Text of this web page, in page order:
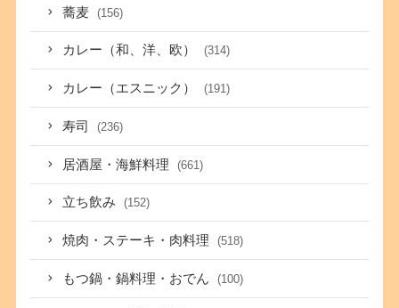
蕎麦 (156)
カレー（和、洋、欧） (314)
カレー（エスニック） (191)
寿司 (236)
居酒屋・海鮮料理 (661)
立ち飲み (152)
焼肉・ステーキ・肉料理 (518)
もつ鍋・鍋料理・おでん (100)